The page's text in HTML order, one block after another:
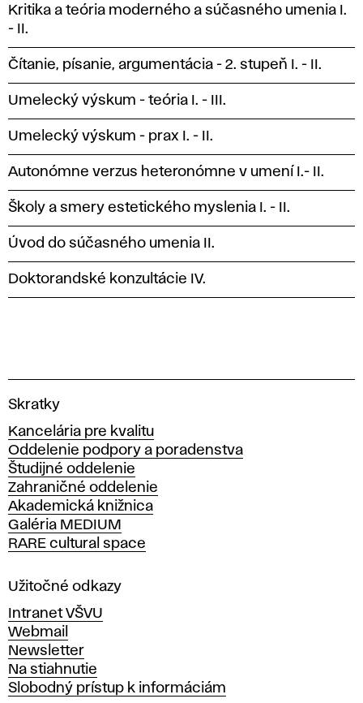
Kritika a teória moderného a súčasného umenia I.
- II.
Čítanie, písanie, argumentácia - 2. stupeň I. - II.
Umelecký výskum - teória I. - III.
Umelecký výskum - prax I. - II.
Autonómne verzus heteronómne v umení I.- II.
Školy a smery estetického myslenia I. - II.
Úvod do súčasného umenia II.
Doktorandské konzultácie IV.
V
s
o
k
á
š
k
o
a
ý
t
v
a
r
Skratky
Kancelária pre kvalitu
Oddelenie podpory a poradenstva
Študijné oddelenie
Zahraničné oddelenie
Akademická knižnica
Galéria MEDIUM
RARE cultural space
Užitočné odkazy
Intranet VŠVU
Webmail
Newsletter
Na stiahnutie
Slobodný prístup k informáciám